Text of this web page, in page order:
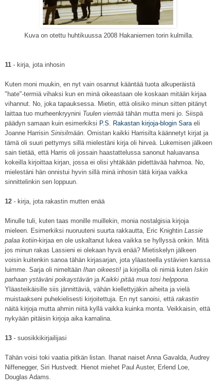
Kuva on otettu huhtikuussa 2008 Hakaniemen torin kulmilla.
11 - kirja, jota inhosin
Kuten moni muukin, en nyt vain osannut kääntää tuota alkuperäistä
"hate"-termiä vihaksi kun en minä oikeastaan ole koskaan mitään kirjaa
vihannut. No, joka tapauksessa. Mietin, että olisiko minun sitten pitänyt
laittaa tuo murheenkryynini Tuulen viemää tähän mutta meni jo. Siispä
päädyn samaan kuin esimerkiksi P.S. Rakastan kirjoja-blogin Sara eli
Joanne Harrisin Sinisilmään . Omistan kaikki Harrisilta käännetyt kirjat ja
tämä oli suuri pettymys sillä mielestäni kirja oli hirveä. Lukemisen jälkeen
sain tietää, että Harris oli jossain haastattelussa sanonut haluavansa
kokeilla kirjoittaa kirjan, jossa ei olisi yhtäkään pidettävää hahmoa. No,
mielestäni hän onnistui hyvin sillä minä inhosin tätä kirjaa vaikka
sinnittelinkin sen loppuun.
12 - kirja, jota rakastin mutten enää
Minulle tuli, kuten taas monille muillekin, monia nostalgisia kirjoja
mieleen. Esimerkiksi nuoruuteni suurta rakkautta, Eric Knightin Lassie
palaa kotiin-kirjaa en ole uskaltanut lukea vaikka se hyllyssä onkin. Mitä
jos minun rakas Lassieni ei olekaan hyvä enää? Mietiskelyn jälkeen
voisin kuitenkin sanoa tähän kirjasarjan, jota yläasteella ystävien kanssa
luimme. Sarja oli nimeltään Ihan oikeesti! ja kirjoilla oli nimiä kuten Iskin
parhaan ystäväni poikaystävän ja Kaikki pitää mua tosi helppona.
Yläasteikäisille siis jännittäviä, vähän kiellettyjäkin aiheita ja vielä
muistaakseni puhekielisesti kirjoitettuja. En nyt sanoisi, että rakastin
näitä kirjoja mutta ahmin niitä kyllä vaikka kuinka monta. Veikkaisin, että
nykyään pitäisin kirjoja aika kamalina.
13 - suosikkikirjailijasi
Tähän voisi toki vaatia pitkän listan. Ihanat naiset Anna Gavalda, Audrey
Niffenegger, Siri Hustvedt. Hienot miehet Paul Auster, Erlend Loe,
Douglas Adams.